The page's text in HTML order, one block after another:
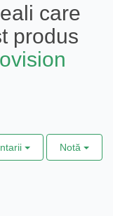
care
produs
Notă